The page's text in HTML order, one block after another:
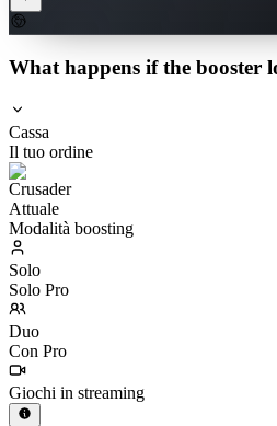
What happens if the booster
Cassa
Il tuo ordine
Attuale
Modalità boosting
Solo
Solo Pro
Duo
Con Pro
Giochi in streaming